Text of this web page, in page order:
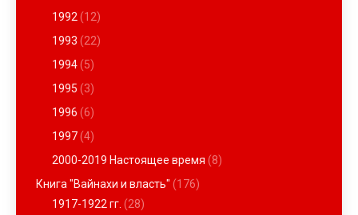
1992 (12)
1993 (22)
1994(5)
1995 (3)
1996 (6)
1997(4)
2000-2019 Настоящее время (8)
Книга "Вайнахи и власть" (176)
1917-1922 гг. (28)